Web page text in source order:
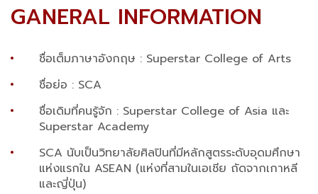
GANERAL INFORMATION
ชื่อเต็มภาษาอังกฤษ : Superstar College of Arts
ชื่อย่อ : SCA
ชื่อเดิมที่คนรู้จัก : Superstar College of Asia และ
Superstar Academy
SCA นับเป็นวิทยาลัยศิลปินที่มีหลักสูตรระดับอุดมศึกษา
แห่งแรกใน ASEAN (แห่งที่สามในเอเชีย ถัดจากเกาหลี
และญี่ปุ่น)